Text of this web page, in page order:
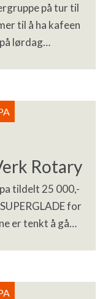
på tur til
til å ha kafeen
lørdag…
Rotary
tildelt 25 000,-
for
er tenkt å gå…